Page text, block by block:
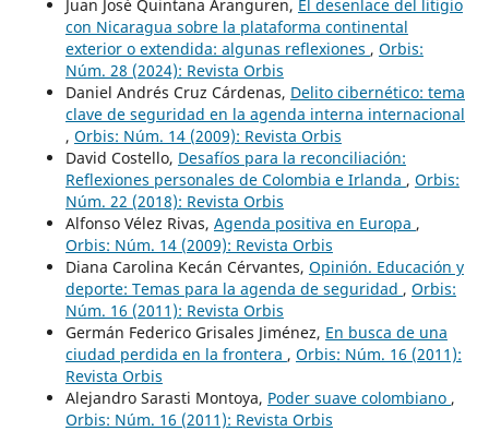
Juan José Quintana Aranguren, El desenlace del litigio
con Nicaragua sobre la plataforma continental
exterior o extendida: algunas reflexiones , Orbis:
Núm. 28 (2024): Revista Orbis
Daniel Andrés Cruz Cárdenas, Delito cibernético: tema
clave de seguridad en la agenda interna internacional
, Orbis: Núm. 14 (2009): Revista Orbis
David Costello, Desafíos para la reconciliación:
Reflexiones personales de Colombia e Irlanda , Orbis:
Núm. 22 (2018): Revista Orbis
Alfonso Vélez Rivas, Agenda positiva en Europa ,
Orbis: Núm. 14 (2009): Revista Orbis
Diana Carolina Kecán Cérvantes, Opinión. Educación y
deporte: Temas para la agenda de seguridad , Orbis:
Núm. 16 (2011): Revista Orbis
Germán Federico Grisales Jiménez, En busca de una
ciudad perdida en la frontera , Orbis: Núm. 16 (2011):
Revista Orbis
Alejandro Sarasti Montoya, Poder suave colombiano ,
Orbis: Núm. 16 (2011): Revista Orbis